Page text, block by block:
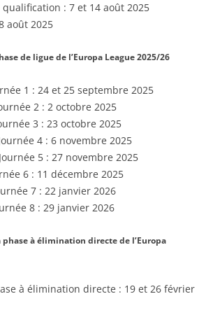
: 7 et 14 août 2025
août 2025
de ligue de l’Europa League 2025/26
1 : 24 et 25 septembre 2025
2 : 2 octobre 2025
3 : 23 octobre 2025
4 : 6 novembre 2025
5 : 27 novembre 2025
6 : 11 décembre 2025
7 : 22 janvier 2026
8 : 29 janvier 2026
à élimination directe de l’Europa
à élimination directe : 19 et 26 février